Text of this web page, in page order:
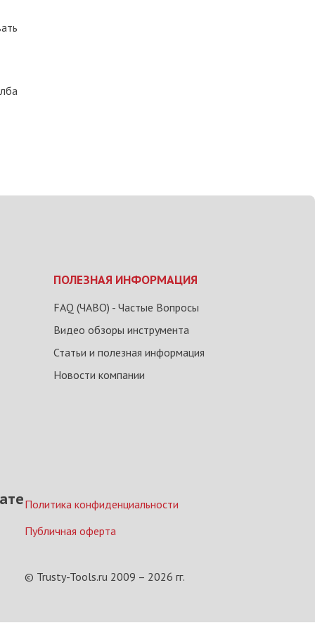
ПОЛЕЗНАЯ ИНФОРМАЦИЯ
FAQ (ЧАВО) - Частые Вопросы
Видео обзоры инструмента
Статьи и полезная информация
Новости компании
Политика конфиденциальности
Публичная оферта
© Trusty-Tools.ru 2009 – 2026 гг.